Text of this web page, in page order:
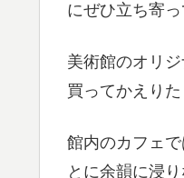
にぜひ立ち寄っ
美術館のオリ
買ってかえり
館内のカフェ
とに余韻に浸